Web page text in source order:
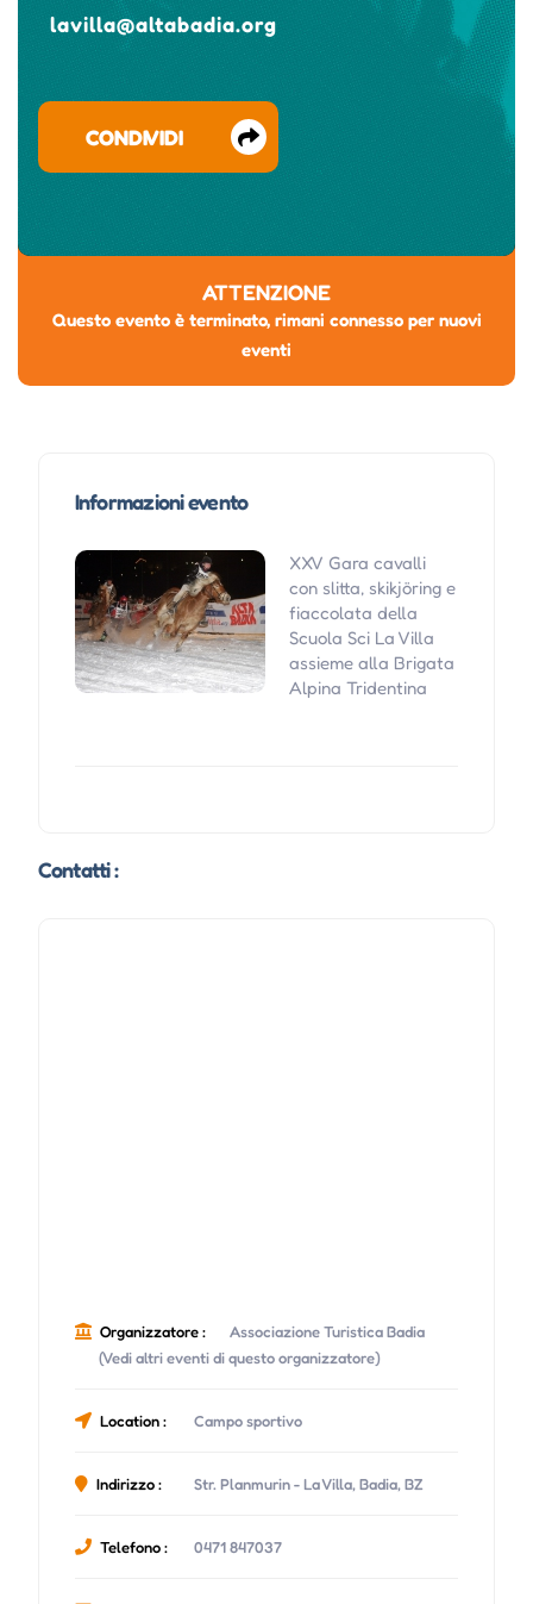
lavilla@altabadia.org
CONDIVIDI
ATTENZIONE
Questo evento è terminato, rimani connesso per nuovi
eventi
Informazioni evento
XXV Gara cavalli
con slitta, skikjöring e
fiaccolata della
Scuola Sci La Villa
assieme alla Brigata
Alpina Tridentina
Contatti :
Organizzatore :
Associazione Turistica Badia
(Vedi altri eventi di questo organizzatore)
Location : Campo sportivo
Indirizzo : Str. Planmurin - La Villa, Badia, BZ
Telefono : 0471 847037